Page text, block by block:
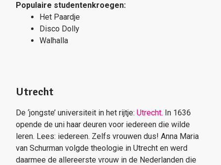
Populaire studentenkroegen:
Het Paardje
Disco Dolly
Walhalla
Utrecht
De ‘jongste’ universiteit in het rijtje: Utrecht. In 1636
opende de uni haar deuren voor iedereen die wilde
leren. Lees: iedereen. Zelfs vrouwen dus! Anna Maria
van Schurman volgde theologie in Utrecht en werd
daarmee de allereerste vrouw in de Nederlanden die